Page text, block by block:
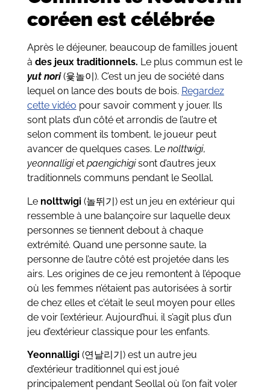
coréen est célébrée
Après le déjeuner, beaucoup de familles jouent
à des jeux traditionnels. Le plus commun est le
yut nori(윷놀이 ). C’est un jeu de société dans
lequel on lance des bouts de bois. Regardez
cette vidéo pour savoir comment y jouer. Ils
sont plats d’un côté et arrondis de l’autre et
selon comment ils tombent, le joueur peut
avancer de quelques cases. Le nolttwigi,
yeonnalligiet paengichigisont d’autres jeux
traditionnels communs pendant le Seollal.
Le nolttwigi(놀뛰기) est un jeu en extérieur qui
ressemble à une balançoire sur laquelle deux
personnes se tiennent debout à chaque
extrémité. Quand une personne saute, la
personne de l’autre côté est projetée dans les
airs. Les origines de ce jeu remontent à l’époque
où les femmes n’étaient pas autorisées à sortir
de chez elles et c’était le seul moyen pour elles
de voir l’extérieur. Aujourd’hui, il s’agit plus d’un
jeu d’extérieur classique pour les enfants.
Yeonnalligi (연날리기) est un autre jeu
d’extérieur traditionnel qui est joué
principalement pendant Seollal où l’on fait voler